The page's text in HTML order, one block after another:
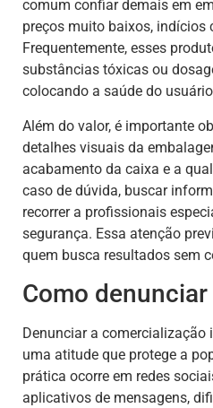
comum confiar demais em
preços muito baixos, indícios
Frequentemente, esses
substâncias tóxicas ou
colocando a saúde do
Além do valor, é importante
detalhes visuais da
acabamento da caixa e a
caso de dúvida, buscar
recorrer a profissionais
segurança. Essa atenção
quem busca resultados sem
Como
Denunciar a comercialização
uma atitude que protege a
prática ocorre em redes
aplicativos de mensagens,